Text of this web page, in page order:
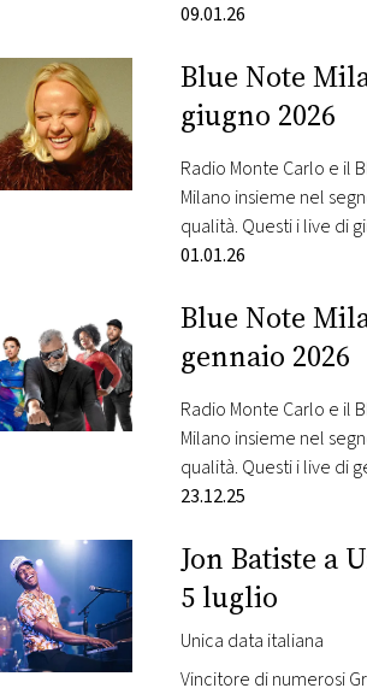
per la loro unica data
Giuliana. Radio Monte
Umbria Jazz Quando
il primo disco di Snarky
Orkest, probabilmente
09.01.26
Blue Note
giugno 2026
Radio Monte Carlo e il
Milano insieme nel
qualità. Questi i live di
da Radio Monte Carlo:
americano d’adozione
Dagli anni del suo
Wayne Escoffery è
01.01.26
Blue Note
gennaio 2026
Radio Monte Carlo e il
Milano insieme nel
qualità. Questi i live di
selezionati da Radio
funk e c’è energia
la band pioniera dell’
1979, gli…
23.12.25
Jon Batiste a
5 luglio
Unica data italiana
Vincitore di numerosi